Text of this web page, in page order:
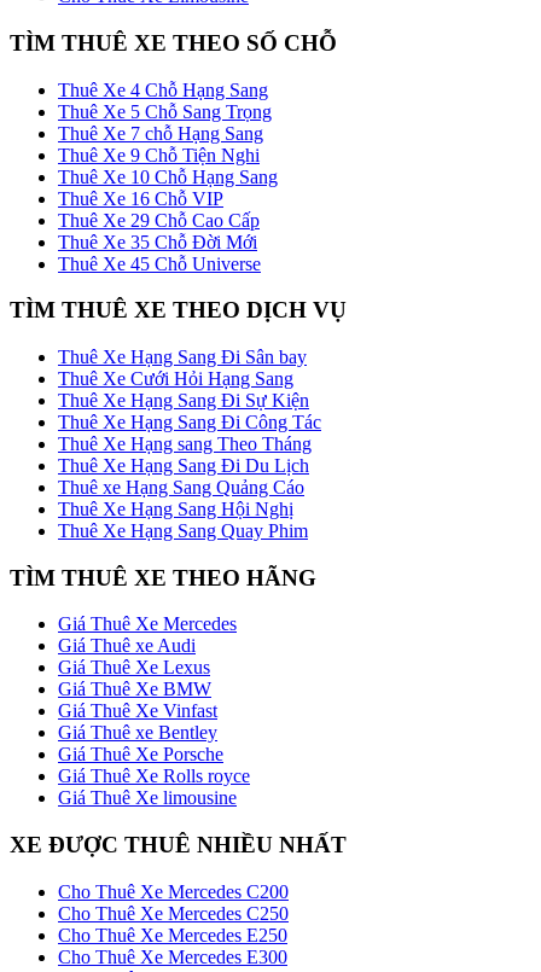
TÌM THUÊ XE THEO SỐ CHỖ
Thuê Xe 4 Chỗ Hạng Sang
Thuê Xe 5 Chỗ Sang Trọng
Thuê Xe 7 chỗ Hạng Sang
Thuê Xe 9 Chỗ Tiện Nghi
Thuê Xe 10 Chỗ Hạng Sang
Thuê Xe 16 Chỗ VIP
Thuê Xe 29 Chỗ Cao Cấp
Thuê Xe 35 Chỗ Đời Mới
Thuê Xe 45 Chỗ Universe
TÌM THUÊ XE THEO DỊCH VỤ
Thuê Xe Hạng Sang Đi Sân bay
Thuê Xe Cưới Hỏi Hạng Sang
Thuê Xe Hạng Sang Đi Sự Kiện
Thuê Xe Hạng Sang Đi Công Tác
Thuê Xe Hạng sang Theo Tháng
Thuê Xe Hạng Sang Đi Du Lịch
Thuê xe Hạng Sang Quảng Cáo
Thuê Xe Hạng Sang Hội Nghị
Thuê Xe Hạng Sang Quay Phim
TÌM THUÊ XE THEO HÃNG
Giá Thuê Xe Mercedes
Giá Thuê xe Audi
Giá Thuê Xe Lexus
Giá Thuê Xe BMW
Giá Thuê Xe Vinfast
Giá Thuê xe Bentley
Giá Thuê Xe Porsche
Giá Thuê Xe Rolls royce
Giá Thuê Xe limousine
XE ĐƯỢC THUÊ NHIỀU NHẤT
Cho Thuê Xe Mercedes C200
Cho Thuê Xe Mercedes C250
Cho Thuê Xe Mercedes E250
Cho Thuê Xe Mercedes E300